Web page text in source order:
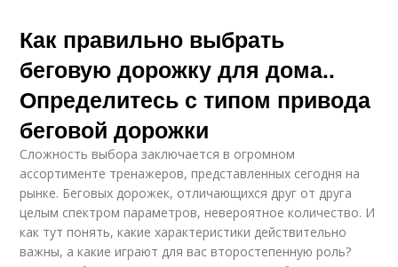
Как правильно выбрать
беговую дорожку для дома..
Определитесь с типом привода
беговой дорожки
Сложность выбора заключается в огромном
ассортименте тренажеров, представленных сегодня на
рынке. Беговых дорожек, отличающихся друг от друга
целым спектром параметров, невероятное количество. И
как тут понять, какие характеристики действительно
важны, а какие играют для вас второстепенную роль?